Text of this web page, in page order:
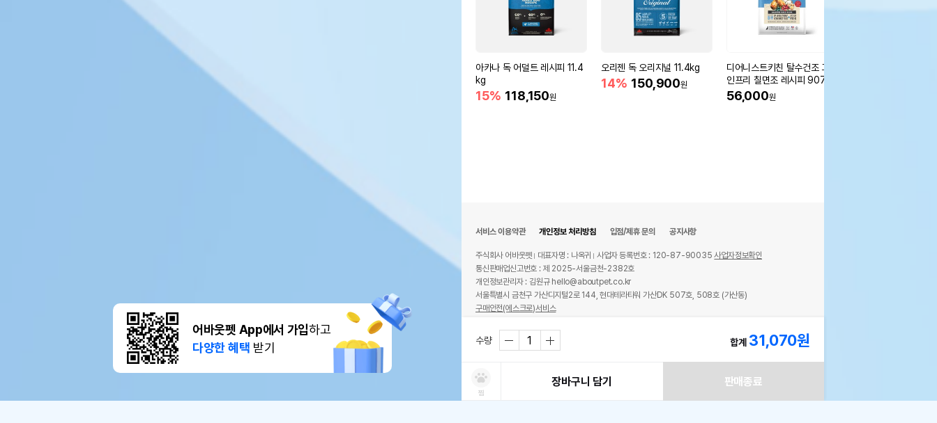
어바웃펫 App에서 가입하고
다양한 혜택 받기
아카나 독 어덜트 레시피 11.4
kg
15% 118,150원
오리젠 독 오리지널 11.4kg
14% 150,900원
디어니스트키친 탈수건조 그레
인프리 칠면조 레시피 907g
56,000원
수량 합계 31,070원
찜
장바구니 담기 판매종료
서비스 이용약관 개인정보 처리방침 입점/제휴 문의 공지사항
주식회사 어바웃펫 대표자명 : 나옥귀 사업자 등록번호 : 120-87-90035사업자정보확인
통신판매업신고번호 : 제 2025-서울금천-2382호
개인정보관리자 : 김원규 hello@aboutpet.co.kr
서울특별시 금천구 가산디지털2로 144, 현대테라타워 가산DK 507호, 508호 (가산동)
구매안전(에스크로)서비스